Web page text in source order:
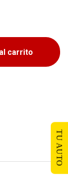
quantity
carrito
TU AUTO